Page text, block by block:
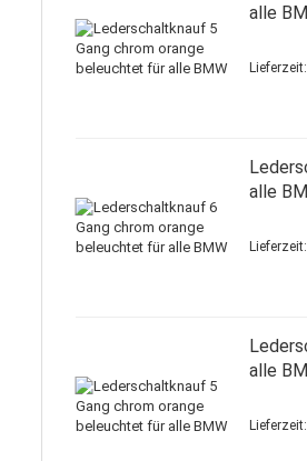
alle
Lieferzeit:
alle
Lieferzeit:
alle
Lieferzeit: